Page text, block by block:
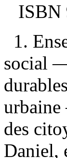
ISBN
1.
social
des
Daniel,